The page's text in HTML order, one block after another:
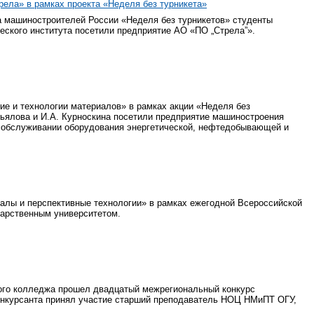
в рамках проекта «Неделя без турникета»
России «Неделя без турникетов» студенты
института посетили предприятие АО «ПО „Стрела”».
и технологии материалов» в рамках акции «Неделя без
и И.А. Курноскина посетили предприятие машиностроения
оборудования энергетической, нефтедобывающей и
и перспективные технологии» в рамках ежегодной Всероссийской
университетом.
колледжа прошел двадцатый межрегиональный конкурс
принял участие старший преподаватель НОЦ НМиПТ ОГУ,